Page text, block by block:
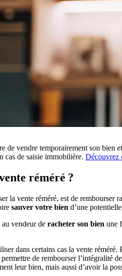
de vendre temporairement son bien
cas de saisie immobilière. Découvrez
réméré ?
la vente réméré, est de rembourser
sauver votre bien d’une
au vendeur de racheter son bien une
dans certains cas la vente
de rembourser l’intégralité
leur bien, mais aussi d’avoir la